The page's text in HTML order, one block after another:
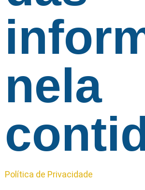
nela
Política de Privacidade